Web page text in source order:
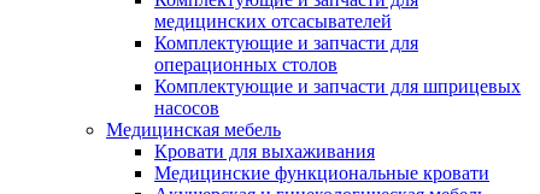
медицинских отсасывателей
Комплектующие и запчасти для
операционных столов
Комплектующие и запчасти для шприцевых
насосов
Медицинская мебель
Кровати для выхаживания
Медицинские функциональные кровати